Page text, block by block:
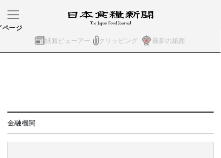
紙面ビューアー クリッピング 最新の紙面
ページ
金融機関